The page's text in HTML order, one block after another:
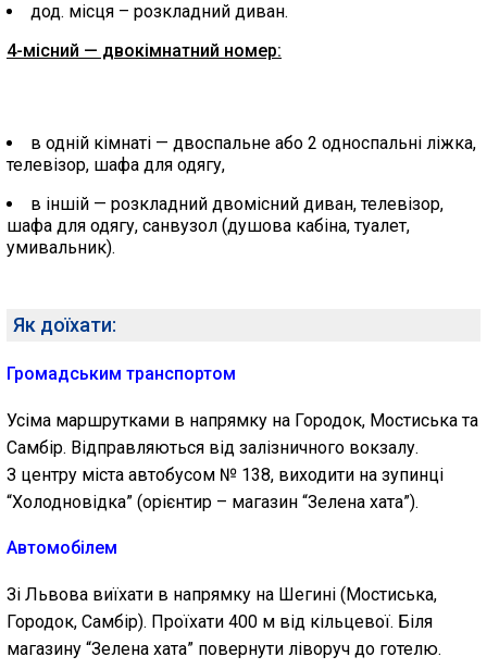
дод. місця – розкладний диван.
4-місний — двокімнатний номер:
в одній кімнаті — двоспальне або 2 односпальні ліжка,
телевізор, шафа для одягу,
в іншій — розкладний двомісний диван, телевізор,
шафа для одягу, санвузол (душова кабіна, туалет,
умивальник).
Як доїхати:
Громадським транспортом
Усіма маршрутками в напрямку на Городок, Мостиська та
Самбір. Відправляються від залізничного вокзалу.
З центру міста автобусом № 138, виходити на зупинці
“Холодновідка” (орієнтир – магазин “Зелена хата”).
Автомобілем
Зі Львова виїхати в напрямку на Шегині (Мостиська,
Городок, Самбір). Проїхати 400 м від кільцевої. Біля
магазину “Зелена хата” повернути ліворуч до готелю.